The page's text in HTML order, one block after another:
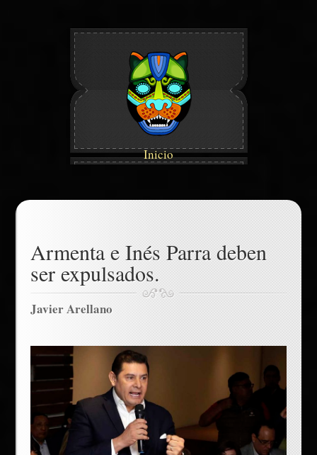
Inicio
Armenta e Inés Parra deben
ser expulsados.
Javier Arellano